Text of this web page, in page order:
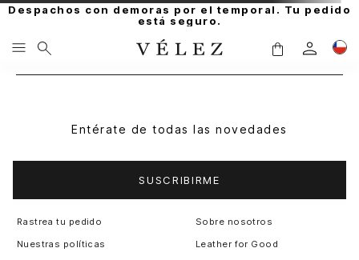
Despachos con demoras por el temporal. Tu pedido
está seguro.
Entérate de todas las novedades
SUSCRIBIRME
Rastrea tu pedido
Nuestras políticas
Sobre nosotros
Leather for Good